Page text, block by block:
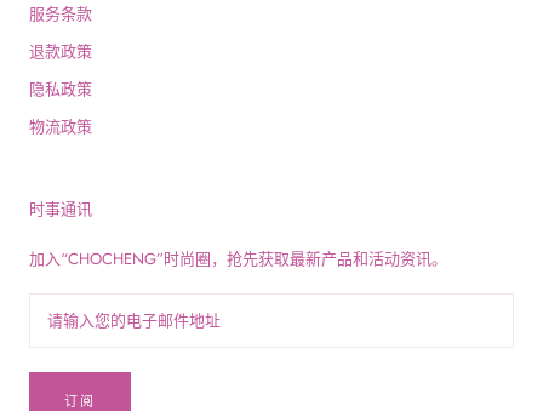
服务条款
退款政策
隐私政策
物流政策
时事通讯
加入“CHOCHENG”时尚圈，抢先获取最新产品和活动资讯。
订阅